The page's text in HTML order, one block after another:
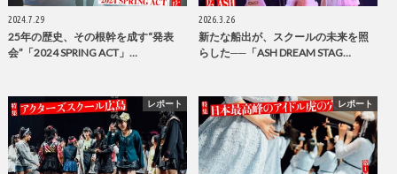
2024.7.29
25年の歴史、その根幹を成す“発表
会”「2024 SPRING ACT」…
2026.3.26
新たな船出が、スクールの未来を照
らした──「ASH DREAM STAG…
レポート レポート